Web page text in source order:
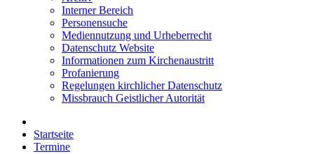
Interner Bereich
Personensuche
Mediennutzung und Urheberrecht
Datenschutz Website
Informationen zum Kirchenaustritt
Profanierung
Regelungen kirchlicher Datenschutz
Missbrauch Geistlicher Autorität
Startseite
Termine